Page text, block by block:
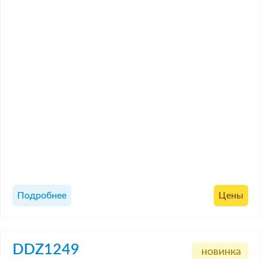
Подробнее Цены
DDZ1249 новинка